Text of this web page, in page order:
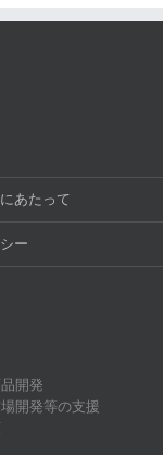
あたって
ー
開発
開発等の支援